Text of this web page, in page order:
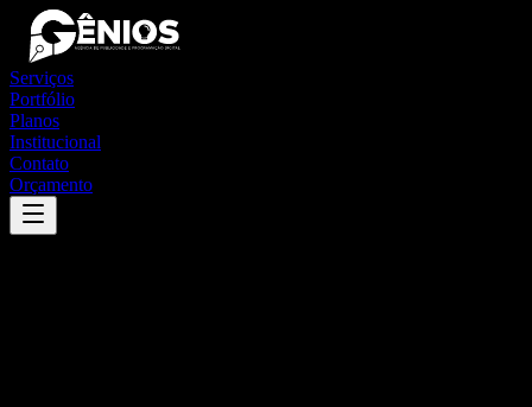
Serviços
Portfólio
Planos
Institucional
Contato
Orçamento